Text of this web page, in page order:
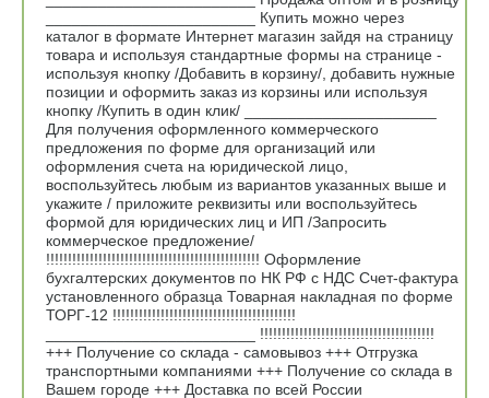
________________________ Купить можно через
каталог в формате Интернет магазин зайдя на страницу
товара и используя стандартные формы на странице -
используя кнопку /Добавить в корзину/, добавить нужные
позиции и оформить заказ из корзины или используя
кнопку /Купить в один клик/ ______________________
Для получения оформленного коммерческого
предложения по форме для организаций или
оформления счета на юридической лицо,
воспользуйтесь любым из вариантов указанных выше и
укажите / приложите реквизиты или воспользуйтесь
формой для юридических лиц и ИП /Запросить
коммерческое предложение/
!!!!!!!!!!!!!!!!!!!!!!!!!!!!!!!!!!!!!!!!!!!!!!!!! Оформление
бухгалтерских документов по НК РФ с НДС Счет-фактура
установленного образца Товарная накладная по форме
ТОРГ-12 !!!!!!!!!!!!!!!!!!!!!!!!!!!!!!!!!!!!!!!!!!
________________________ !!!!!!!!!!!!!!!!!!!!!!!!!!!!!!!!!!!!!!!!
+++ Получение со склада - самовывоз +++ Отгрузка
транспортными компаниями +++ Получение со склада в
Вашем городе +++ Доставка по всей России